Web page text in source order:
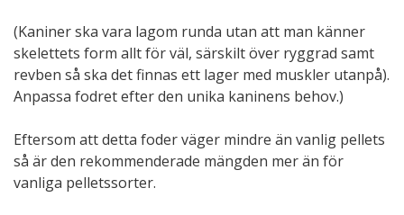
(Kaniner ska vara lagom runda utan att man känner
skelettets form allt för väl, särskilt över ryggrad samt
revben så ska det finnas ett lager med muskler utanpå).
Anpassa fodret efter den unika kaninens behov.)
Eftersom att detta foder väger mindre än vanlig pellets
så är den rekommenderade mängden mer än för
vanliga pelletssorter.